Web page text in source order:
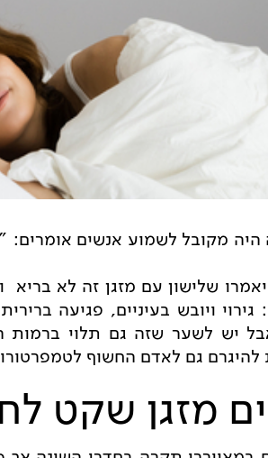
מקובל לשמוע אנשים אומרים:
שלישון עם מזגן זה לא
גירוי ויובש בעיניים, פגיעה
אבל יש לשער שזה גם תלוי
גם לאדם החשוף
מזגן שקט